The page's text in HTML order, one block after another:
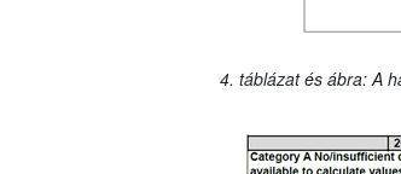
4. táblázat és ábra: A